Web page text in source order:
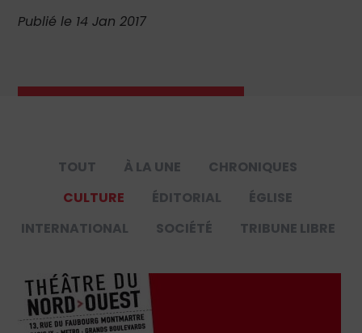
Publié le 14 Jan 2017
TOUT À LA UNE
CHRONIQUES
CULTURE
ÉDITORIAL
ÉGLISE
INTERNATIONAL
SOCIÉTÉ TRIBUNE LIBRE